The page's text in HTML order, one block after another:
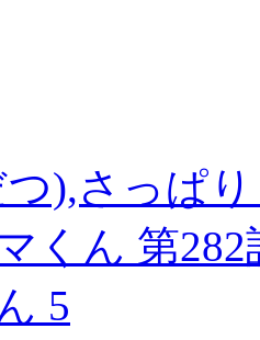
),さっぱ
くん 第
5